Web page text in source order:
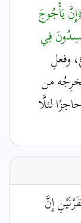
يَأْجُوجَ
فِي
وفعلِ
من
حاجزًا لئلَّا
إِنَّ